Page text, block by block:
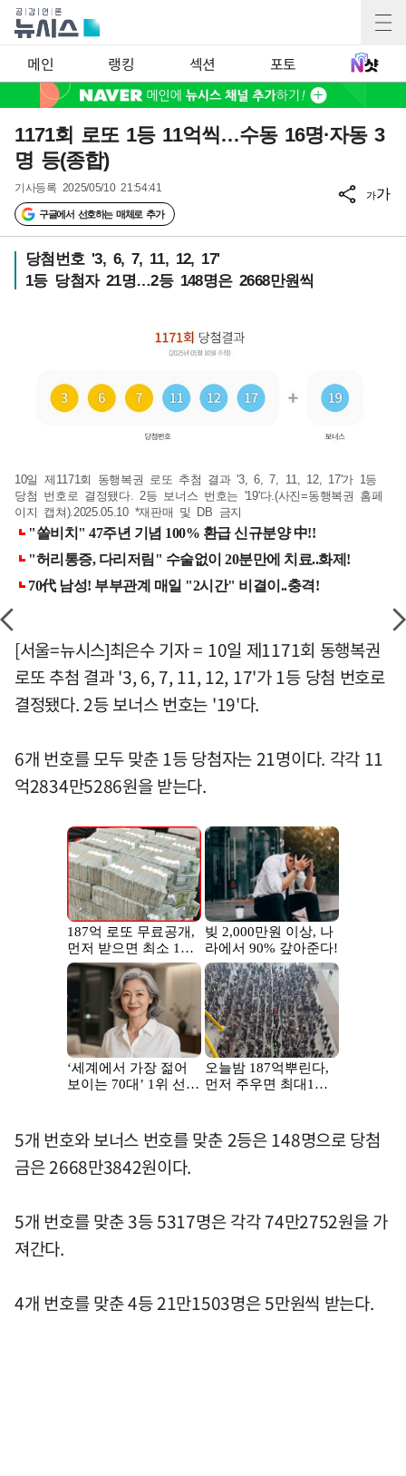
메인 랭킹 섹션 포토
1171회 로또 1등 11억씩…수동 16명·자동 3
명 등(종합)
기사등록 2025/05/10 21:54:41
구글에서 선호하는 매체로 추가
가가
당첨번호 '3, 6, 7, 11, 12, 17'
1등 당첨자 21명…2등 148명은 2668만원씩
10일 제1171회 동행복권 로또 추첨 결과 '3, 6, 7, 11, 12, 17'가 1등
당첨 번호로 결정됐다. 2등 보너스 번호는 '19'다.(사진=동행복권 홈페
이지 캡쳐).2025.05.10 *재판매 및 DB 금지
[서울=뉴시스]최은수 기자 = 10일 제1171회 동행복권
로또 추첨 결과 '3, 6, 7, 11, 12, 17'가 1등 당첨 번호로
결정됐다. 2등 보너스 번호는 '19'다.
6개 번호를 모두 맞춘 1등 당첨자는 21명이다. 각각 11
억2834만5286원을 받는다.
5개 번호와 보너스 번호를 맞춘 2등은 148명으로 당첨
금은 2668만3842원이다.
5개 번호를 맞춘 3등 5317명은 각각 74만2752원을 가
져간다.
4개 번호를 맞춘 4등 21만1503명은 5만원씩 받는다.